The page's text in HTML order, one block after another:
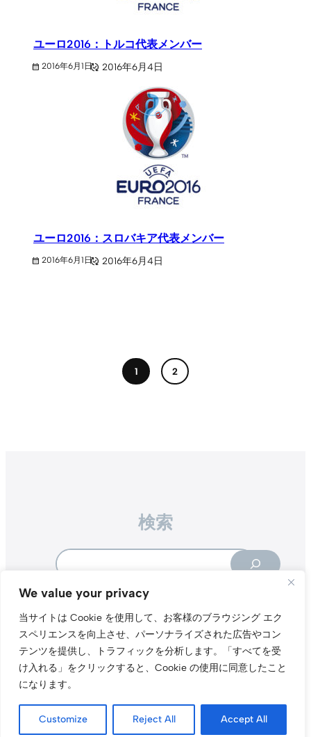
We value your privacy
当サイトは Cookie を使用して、お客様のブラウジング エク
スペリエンスを向上させ、パーソナライズされた広告やコン
テンツを提供し、トラフィックを分析します。
「すべてを受
け入れる」をクリックすると、Cookie の使用に同意したこと
になります。
Customize Reject All Accept All
ユーロ2016：トルコ代表メンバー
2016年6月1日 2016年6月4日
ユーロ2016：スロバキア代表メンバー
2016年6月1日 2016年6月4日
1 2
検索
X（旧